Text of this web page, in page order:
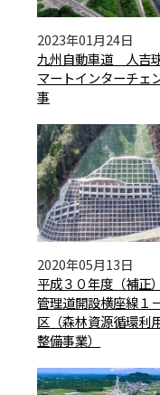
2023年01月24日
九州自動車道 人吉
マートインターチェ
事
2020年05月13日
平成３０年度（補正
管理道開設横座線１
区（森林資源循環利
整備事業）